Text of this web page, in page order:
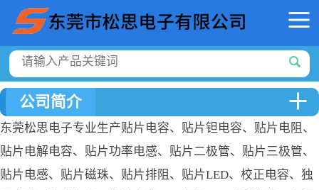
公司简介
东莞松思电子专业生产贴片电容、贴片钽电容、贴片电阻、
贴片电解电容、贴片功率电感、贴片二极管、贴片三极管、
贴片电感、贴片磁珠、贴片排阻、贴片LED、校正电容、独